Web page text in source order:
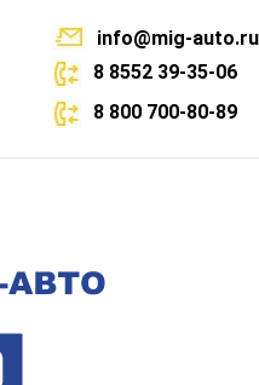
info@mig-auto.ru
8 8552 39-35-06
8 800 700-80-89